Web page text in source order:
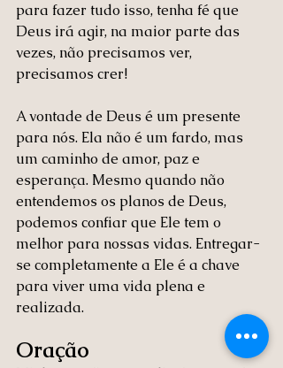
para fazer tudo isso, tenha fé que
Deus irá agir, na maior parte das
vezes, não precisamos ver,
precisamos crer!
A vontade de Deus é um presente
para nós. Ela não é um fardo, mas
um caminho de amor, paz e
esperança. Mesmo quando não
entendemos os planos de Deus,
podemos confiar que Ele tem o
melhor para nossas vidas. Entregar-
se completamente a Ele é a chave
para viver uma vida plena e
realizada.
Oração